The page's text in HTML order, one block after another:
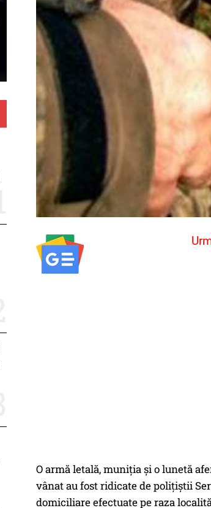
O armă letală, muniţia şi o lunetă
vânat au fost ridicate de poliţiştii
domiciliare efectuate pe raza